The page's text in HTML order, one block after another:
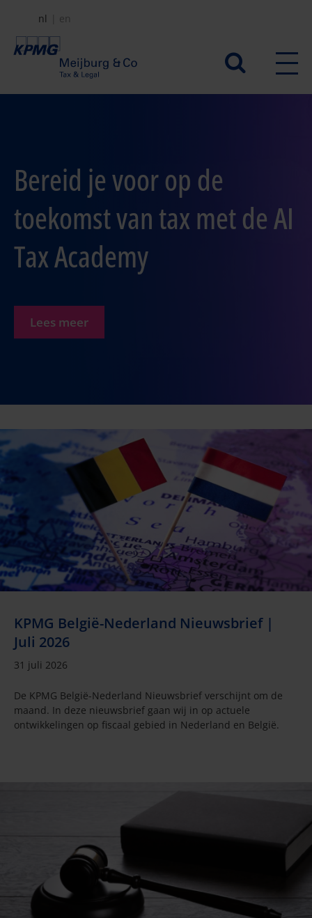
naar
Secundair
menu
nl en
Bereid je voor op de
toekomst van tax met de AI
Tax Academy
Lees meer
KPMG België-Nederland Nieuwsbrief |
Juli 2026
31 juli 2026
De KPMG België-Nederland Nieuwsbrief verschijnt om de
maand. In deze nieuwsbrief gaan wij in op actuele
ontwikkelingen op fiscaal gebied in Nederland en België.